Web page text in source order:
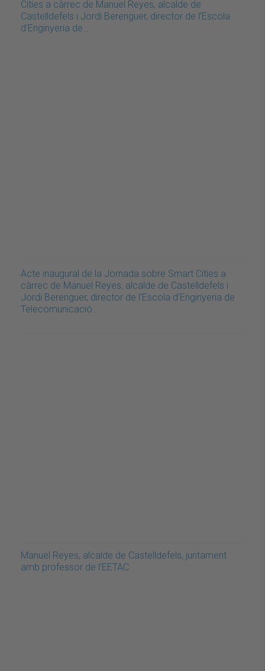
Cities a càrrec de Manuel Reyes, alcalde de
Castelldefels i Jordi Berenguer, director de l'Escola
d'Enginyeria de…
Acte inaugural de la Jornada sobre Smart Cities a
càrrec de Manuel Reyes, alcalde de Castelldefels i
Jordi Berenguer, director de l'Escola d'Enginyeria de
Telecomunicació…
Manuel Reyes, alcalde de Castelldefels, juntament
amb professor de l'EETAC